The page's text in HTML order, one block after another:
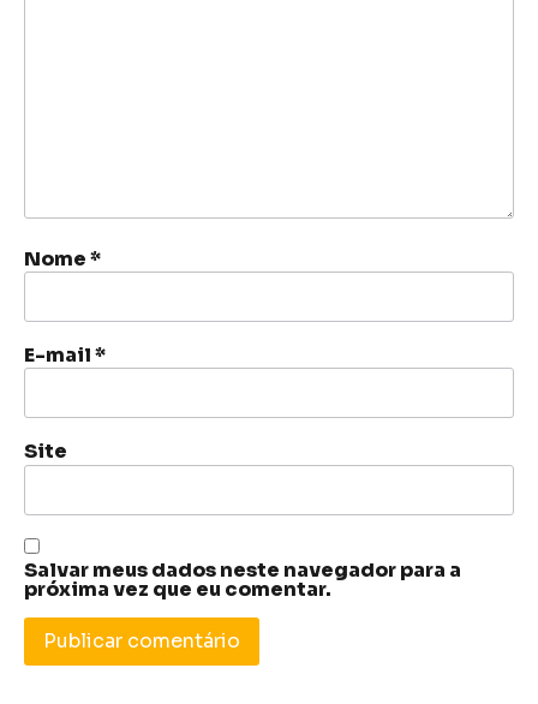
Nome*
E-mail*
Site
Salvar meus dados neste navegador para a
próxima vez que eu comentar.